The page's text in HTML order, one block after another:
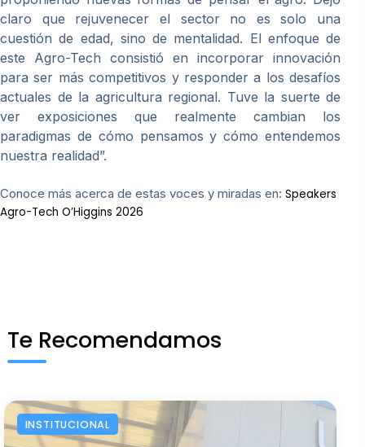
claro que rejuvenecer el sector no es solo una
cuestión de edad, sino de mentalidad. El enfoque de
este Agro-Tech consistió en incorporar innovación
para ser más competitivos y responder a los desafíos
actuales de la agricultura regional. Tuve la suerte de
ver exposiciones que realmente cambian los
paradigmas de cómo pensamos y cómo entendemos
nuestra realidad”.
Conoce más acerca de estas voces y miradas en: Speakers
Agro-Tech O’Higgins 2026
Te Recomendamos
INSTITUCIONAL